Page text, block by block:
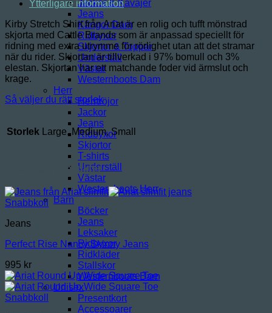
Jackor & Kavajer
Jeans
Kängor Dam
Ridbyxor
Skjortor & Toppar
Underställ
Västar
Westernboots Dam
Herr
Herrtröjor
Jackor
Jeans
Ridbyxor
Skjortor
T-shirts
Underställ
Västar
Westernboots Herr
Barn
Böcker
Jeans
Leksaker
Ridbyxor
Ridkläder
Stallskor
Westernboots Barn
Unisex
Presentkort
Accessoarer
Ytterligare information
Kirby Stretch Shirt från Ariat är en rolig och tufft mönstrad
skjorta med Cattle Brands som är anpassad speciellt för
ridning med extra utrymme för rörlighet utan att det stramar
när du rider. Skjortan är tillverkad i 97% bomull och 3%
elestan. Skjortan har ett matchande foder vid ärmslut och
krage.
Så väljer du rätt storlek
Storlek Large, Medium, Small
Relaterade produkter
Snabbkoll
Jeans
Perfect Rise Nancy Skinny Jeans
995 kr
Snabbkoll